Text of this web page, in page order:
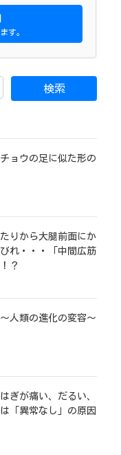
す。
ョウの足に似た形の
りから大腿前面にか
れ・・・「中間広筋
？
人類の進化の変容～
ぎが痛い、だるい、
「異常なし」の原因